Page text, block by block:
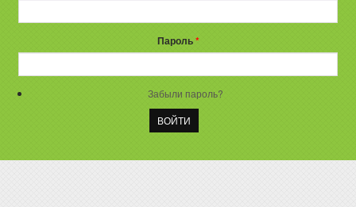
Пароль*
Забыли пароль?